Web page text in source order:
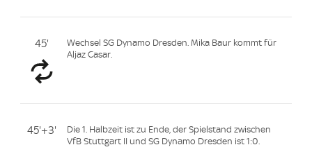
45'
Wechsel SG Dynamo Dresden. Mika Baur kommt für
Aljaz Casar.
45'+3'
Die 1. Halbzeit ist zu Ende, der Spielstand zwischen
VfB Stuttgart II und SG Dynamo Dresden ist 1:0.